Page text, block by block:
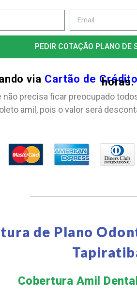
PEDIR COTAÇÃO PLANO DE
via Cartão de Crédito
horas.
não precisa ficar preocupado
amil, pois o valor será
de Plano
Cobertura Amil